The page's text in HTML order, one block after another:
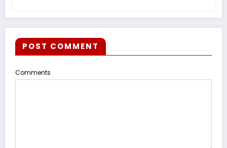
POST COMMENT
Comments